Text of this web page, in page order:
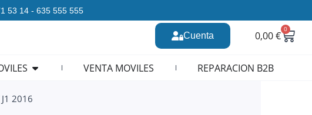
53 14 - 635 555 555
Cuenta 0,00€
0
Open CURSOS REPARACION MOVILES
VENTA MOVILES REPARACION B2B
2016